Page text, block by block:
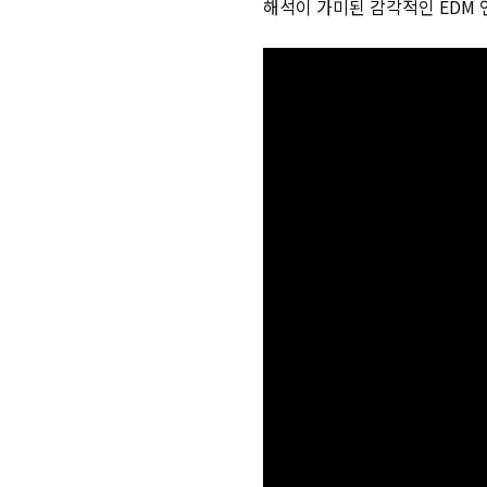
해석이 가미된 감각적인 EDM